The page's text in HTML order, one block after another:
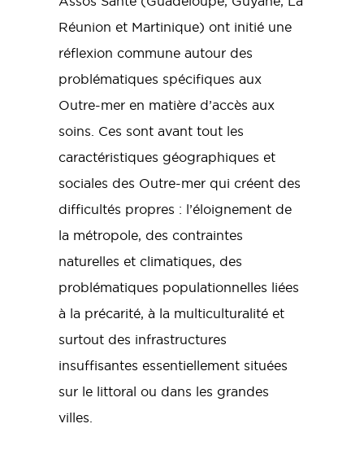
Réunion et Martinique) ont initié une
réflexion commune autour des
problématiques spécifiques aux
Outre-mer en matière d’accès aux
soins. Ces sont avant tout les
caractéristiques géographiques et
sociales des Outre-mer qui créent des
difficultés propres : l’éloignement de
la métropole, des contraintes
naturelles et climatiques, des
problématiques populationnelles liées
à la précarité, à la multiculturalité et
surtout des infrastructures
insuffisantes essentiellement situées
sur le littoral ou dans les grandes
villes.